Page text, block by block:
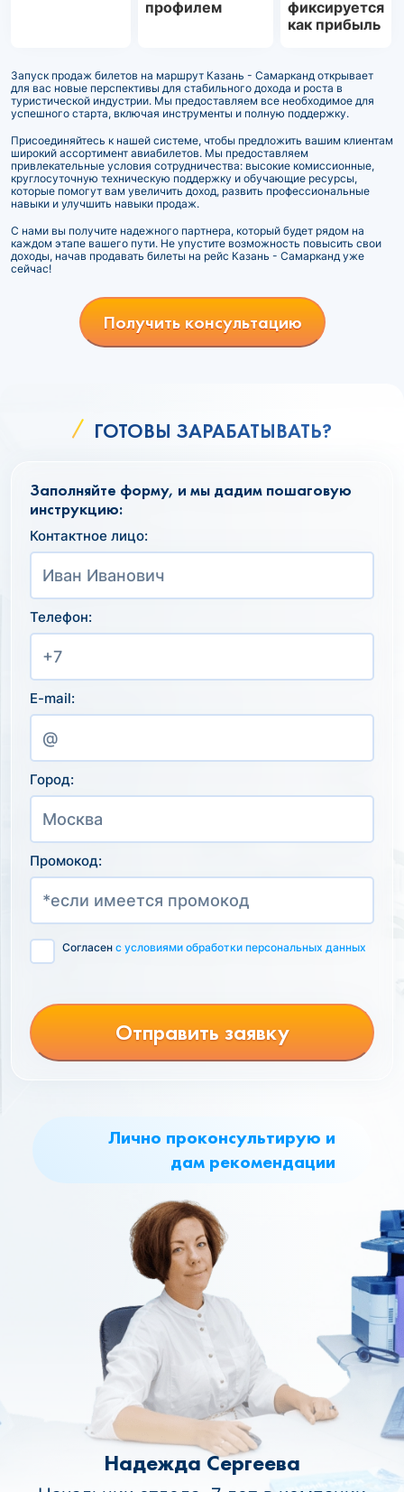
профилем
фиксируется
как прибыль
Запуск продаж билетов на маршрут Казань - Самарканд открывает
для вас новые перспективы для стабильного дохода и роста в
туристической индустрии. Мы предоставляем все необходимое для
успешного старта, включая инструменты и полную поддержку.
Присоединяйтесь к нашей системе, чтобы предложить вашим клиентам
широкий ассортимент авиабилетов. Мы предоставляем
привлекательные условия сотрудничества: высокие комиссионные,
круглосуточную техническую поддержку и обучающие ресурсы,
которые помогут вам увеличить доход, развить профессиональные
навыки и улучшить навыки продаж.
С нами вы получите надежного партнера, который будет рядом на
каждом этапе вашего пути. Не упустите возможность повысить свои
доходы, начав продавать билеты на рейс Казань - Самарканд уже
сейчас!
Получить консультацию
ГОТОВЫ ЗАРАБАТЫВАТЬ?
Лично проконсультирую и
дам рекомендации
Надежда Сергеева
Заполняйте форму, и мы дадим пошаговую
инструкцию:
Контактное лицо:
Телефон:
E-mail:
Город:
Промокод:
Согласен с условиями обработки персональных данных
Отправить заявку